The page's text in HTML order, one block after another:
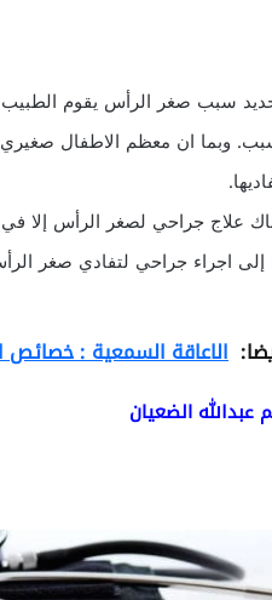
سبب صغر الرأس يقوم الطبيب
وبما ان معظم الاطفال
علاج جراحي لصغر الرأس إلا
إلى اجراء جراحي لتفادي صغر
الاعاقة السمعية : خصائص
عبدالله الضعيان